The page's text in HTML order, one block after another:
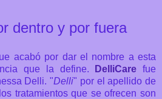
dentro y por fuera
acabó por dar el nombre a esta
que la define.
DelliCare fue
Delli. "Delli" por el apellido de
tratamientos que se ofrecen son